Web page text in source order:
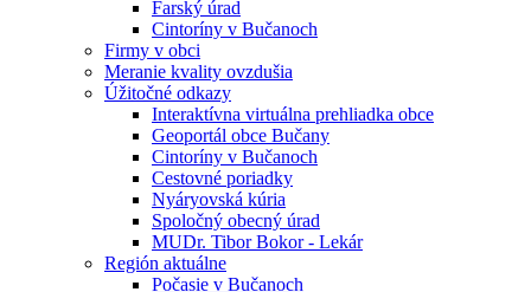
Farský úrad
Cintoríny v Bučanoch
Firmy v obci
Meranie kvality ovzdušia
Úžitočné odkazy
Interaktívna virtuálna prehliadka obce
Geoportál obce Bučany
Cintoríny v Bučanoch
Cestovné poriadky
Nyáryovská kúria
Spoločný obecný úrad
MUDr. Tibor Bokor - Lekár
Región aktuálne
Počasie v Bučanoch